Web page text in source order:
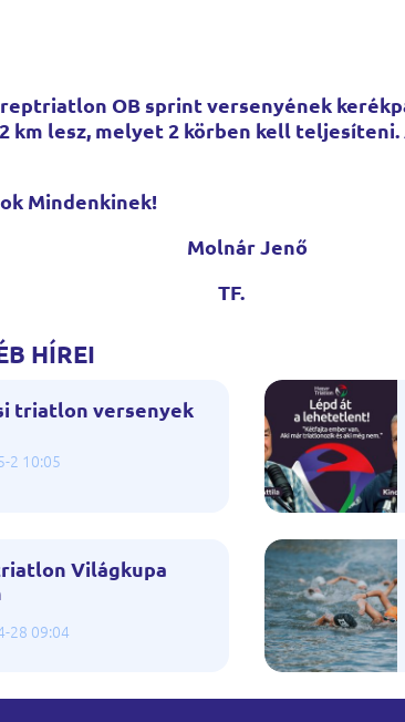
OB sprint versenyének
km lesz, melyet 2 körben kell
Mindenkinek!
Jenő
HÍREI
triatlon versenyek
2 10:05
Világkupa
28 09:04